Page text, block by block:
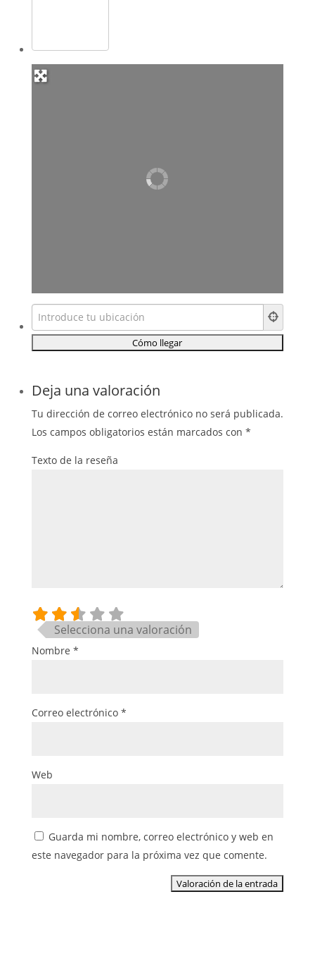
Deja una valoración
Tu dirección de correo electrónico no será publicada.
Los campos obligatorios están marcados con *
Texto de la reseña
Selecciona una valoración
Nombre *
Correo electrónico *
Web
Guarda mi nombre, correo electrónico y web en
este navegador para la próxima vez que comente.